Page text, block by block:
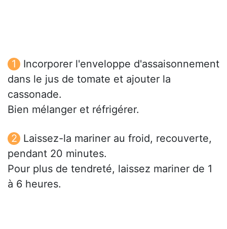
Incorporer l'enveloppe d'assaisonnement
dans le jus de tomate et ajouter la
cassonade.
Bien mélanger et réfrigérer.
Laissez-la mariner au froid, recouverte,
pendant 20 minutes.
Pour plus de tendreté, laissez mariner de 1
à 6 heures.